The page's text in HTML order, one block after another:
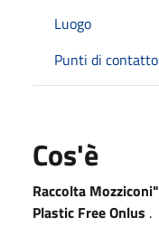
Luogo
Punti di contatto
Cos'è
Raccolta Mozziconi"
Plastic Free Onlus .